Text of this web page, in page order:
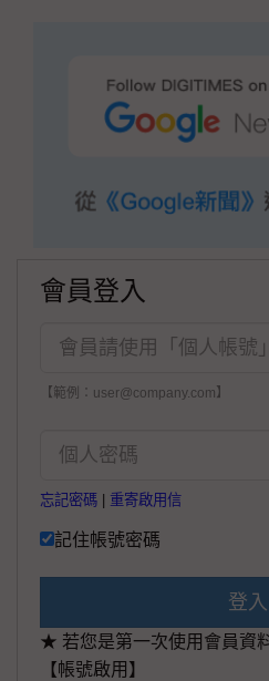
會員登入
【範例：user@company.com】
忘記密碼 重寄啟用信
記住帳號密碼
登入
★ 若您是第一次使用會員資
【帳號啟用】